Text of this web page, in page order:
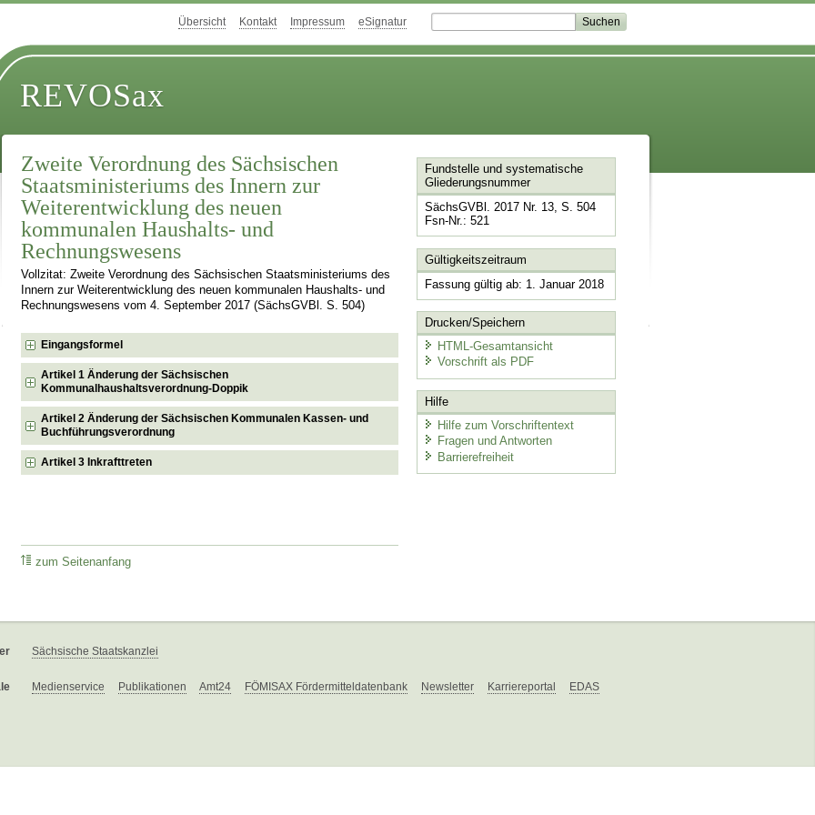
Übersicht Kontakt Impressum eSignatur
REVOSax
Zweite Verordnung des Sächsischen
Staatsministeriums des Innern zur
Weiterentwicklung des neuen
kommunalen Haushalts- und
Rechnungswesens
Vollzitat: Zweite Verordnung des Sächsischen Staatsministeriums des
Innern zur Weiterentwicklung des neuen kommunalen Haushalts- und
Rechnungswesens vom 4. September 2017 (SächsGVBl. S. 504)
Eingangsformel
Artikel 1 Änderung der Sächsischen
Kommunalhaushaltsverordnung-Doppik
Artikel 2 Änderung der Sächsischen Kommunalen Kassen- und
Buchführungsverordnung
Artikel 3 Inkrafttreten
zum Seitenanfang
Fundstelle und systematische
Gliederungsnummer
SächsGVBl. 2017 Nr. 13, S. 504
Fsn-Nr.: 521
Gültigkeitszeitraum
Fassung gültig ab: 1. Januar 2018
Drucken/Speichern
HTML-Gesamtansicht
Vorschrift als PDF
Hilfe
Hilfe zum Vorschriftentext
Fragen und Antworten
Barrierefreiheit
Sächsische Staatskanzlei
Medienservice Publikationen Amt24 FÖMISAX Fördermitteldatenbank Newsletter Karriereportal EDAS